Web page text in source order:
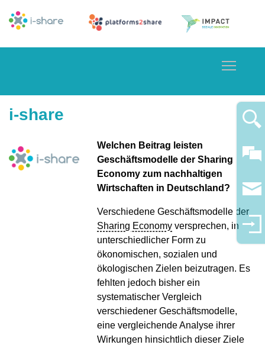
i-share
Welchen Beitrag leisten
Geschäftsmodelle der Sharing
Economy zum nachhaltigen
Wirtschaften in Deutschland?
Verschiedene Geschäftsmodelle der
Sharing Economy versprechen, in
unterschiedlicher Form zu
ökonomischen, sozialen und
ökologischen Zielen beizutragen. Es
fehlten jedoch bisher ein
systematischer Vergleich
verschiedener Geschäftsmodelle,
eine vergleichende Analyse ihrer
Wirkungen hinsichtlich dieser Ziele